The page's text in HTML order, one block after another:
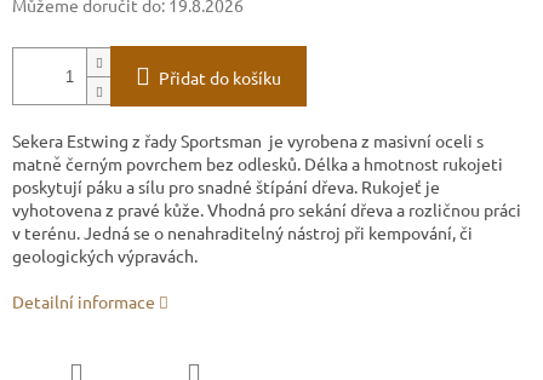
Můžeme doručit do: 19.8.2026
Přidat do košíku
Sekera Estwing z řady Sportsman je vyrobena z masivní oceli s
matně černým povrchem bez odlesků. Délka a hmotnost rukojeti
poskytují páku a sílu pro snadné štípání dřeva. Rukojeť je
vyhotovena z pravé kůže. Vhodná pro sekání dřeva a rozličnou práci
v terénu. Jedná se o nenahraditelný nástroj při kempování, či
geologických výpravách.
Detailní informace